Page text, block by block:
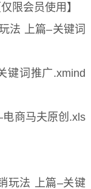
限会员使用】
法 上篇–关键词
键词推广.xmind
商马夫原创.xls
玩法 上篇–关键